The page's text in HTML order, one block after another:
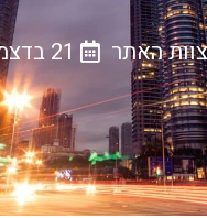
צוות האתר 21 בדצמבר , 2024